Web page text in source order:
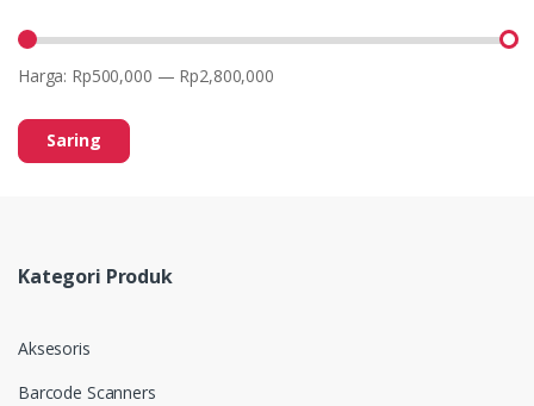
Saring
Harga: Rp500,000 — Rp2,800,000
Kategori Produk
Aksesoris
Barcode Scanners